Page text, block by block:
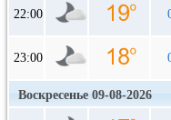
22:00
23:00
Воскресенье 09-08-2026